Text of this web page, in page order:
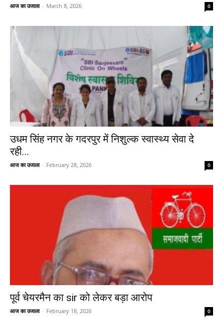
आज का उजाला - March 8, 2026 0
उधम सिंह नगर के गदरपुर में निशुल्क स्वास्थ्य सेवा दे
रही...
आज का उजाला - February 28, 2026 0
पूर्व चेयरमैन का sir को लेकर बड़ा आरोप
आज का उजाला - February 18, 2026 0